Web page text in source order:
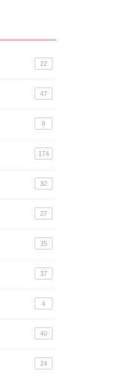
22
47
8
174
32
27
35
37
4
40
24